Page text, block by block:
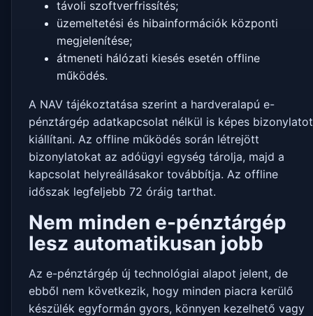
távoli szoftverfrissítés;
üzemeltetési és hibainformációk központi
megjelenítése;
átmeneti hálózati kiesés esetén offline
működés.
A NAV tájékoztatása szerint a hardveralapú e-
pénztárgép adatkapcsolat nélkül is képes bizonylatot
kiállítani. Az offline működés során létrejött
bizonylatokat az adóügyi egység tárolja, majd a
kapcsolat helyreállásakor továbbítja. Az offline
időszak legfeljebb 72 óráig tarthat.
Nem minden e-pénztárgép
lesz automatikusan jobb
Az e-pénztárgép új technológiai alapot jelent, de
ebből nem következik, hogy minden piacra kerülő
készülék egyformán gyors, könnyen kezelhető vagy